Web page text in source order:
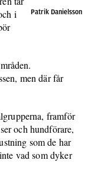
Patrik Danielsson
i
men där får
framför
och hundförare,
som de har
vad som dyker